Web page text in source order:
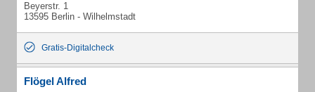
Beyerstr. 1
13595 Berlin - Wilhelmstadt
Gratis-Digitalcheck
Flögel Alfred